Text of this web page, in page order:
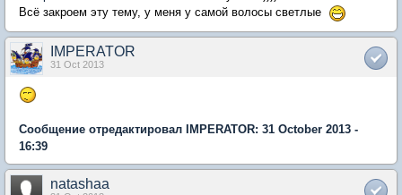
Всё закроем эту тему, у меня у самой волосы светлые
IMPERATOR
31 Oct 2013
Сообщение отредактировал IMPERATOR: 31 October 2013 -
16:39
natashaa